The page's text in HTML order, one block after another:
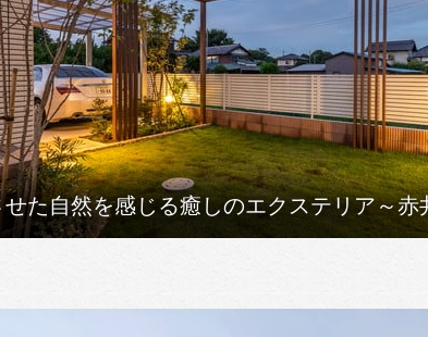
た自然を感じる癒しのエクステリア～赤